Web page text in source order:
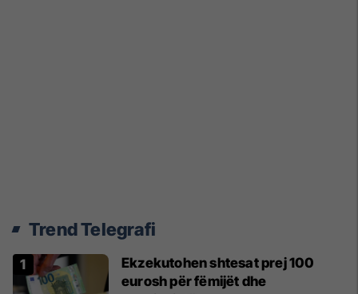
Trend Telegrafi
Ekzekutohen shtesat prej 100
eurosh për fëmijët dhe